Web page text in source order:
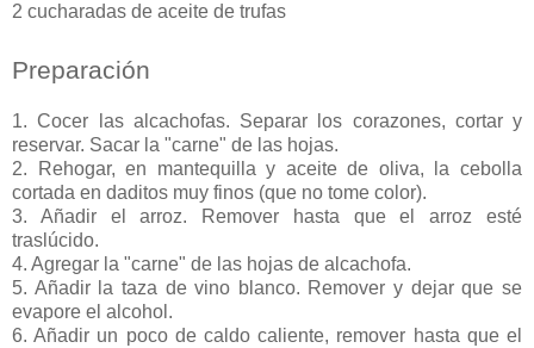
2 cucharadas de aceite de trufas
Preparación
1. Cocer las alcachofas. Separar los corazones, cortar y
reservar. Sacar la "carne" de las hojas.
2. Rehogar, en mantequilla y aceite de oliva, la cebolla
cortada en daditos muy finos (que no tome color).
3. Añadir el arroz. Remover hasta que el arroz esté
traslúcido.
4. Agregar la "carne" de las hojas de alcachofa.
5. Añadir la taza de vino blanco. Remover y dejar que se
evapore el alcohol.
6. Añadir un poco de caldo caliente, remover hasta que el